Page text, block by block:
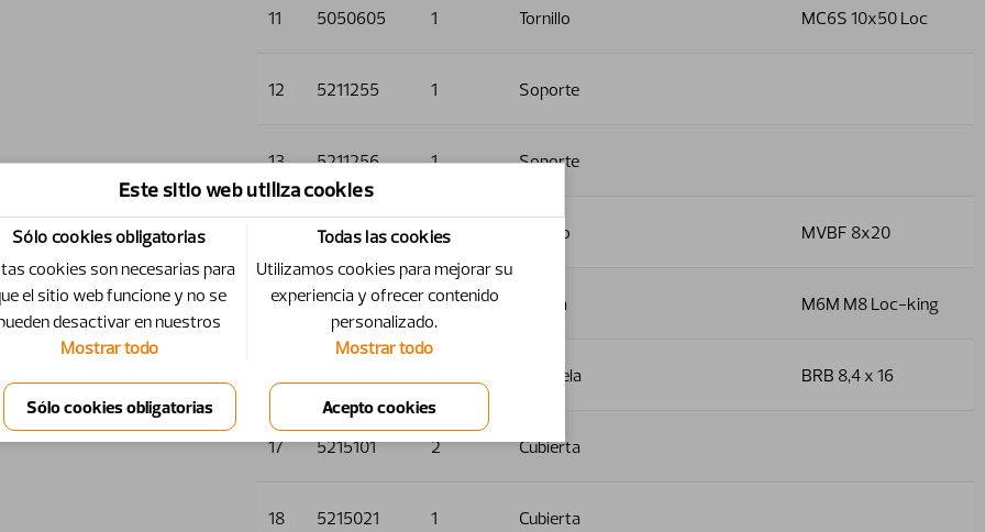
11 5050605 1 Tornillo MC6S 10x50 Loc
12 5211255 1 Soporte
13 5211256 1 Soporte
5006001 4 Tornillo MVBF 8x20
15 5011553 4 Tuerca M6M M8 Loc-king
Arandela BRB 8,4 x 16
17 5215101 2 Cubierta
18 5215021 1 Cubierta
Este sitio web utiliza cookies
Sólo cookies obligatorias
cookies son necesarias para
el sitio web funcione y no se
desactivar en nuestros
Mostrar todo
Todas las cookies
Utilizamos cookies para mejorar su
experiencia y ofrecer contenido
personalizado.
Mostrar todo